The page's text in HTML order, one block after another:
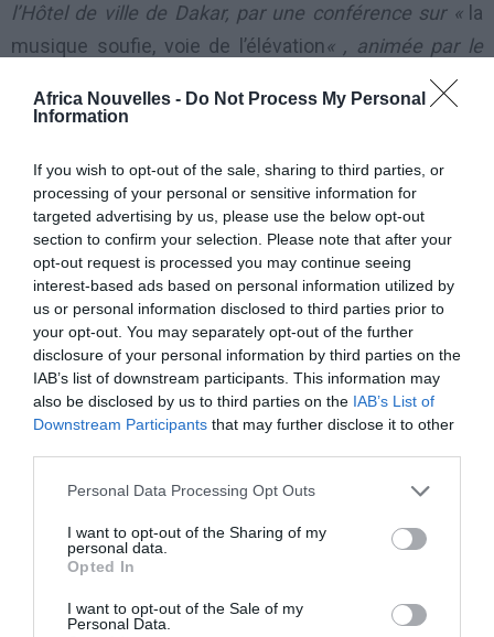
Africa Nouvelles - Do Not Process My Personal
Information
If you wish to opt-out of the sale, sharing to third parties, or
processing of your personal or sensitive information for
targeted advertising by us, please use the below opt-out
section to confirm your selection. Please note that after your
opt-out request is processed you may continue seeing
interest-based ads based on personal information utilized by
us or personal information disclosed to third parties prior to
your opt-out. You may separately opt-out of the further
disclosure of your personal information by third parties on the
IAB’s list of downstream participants. This information may
also be disclosed by us to third parties on the IAB’s List of
Downstream Participants that may further disclose it to other
Personal Data Processing Opt Outs
I want to opt-out of the Sharing of my
personal data.
Opted In
I want to opt-out of the Sale of my
Personal Data.
l’Hôtel de ville de Dakar, par une conférence sur « la
musique soufie, voie de l’élévation« , animée par le
journaliste et réalisateur Cheikh Mouhamadou
Djimbira, sous l’égide de la structure Ashram Records
Le second acte du
programme du festival
parrainé par Mame
Thierno Birahim
Mbacké Borom Daaru a
été un concert qui a
réuni plusieurs artistes
et groupes, samedi 10
En plus d’Aida Bou Baye et Papa Sow Djimbira, têtes
d’affiche, cette première édition a enregistré la
Moda Rassoul, Baba Hamdy, entre autres artistes de la